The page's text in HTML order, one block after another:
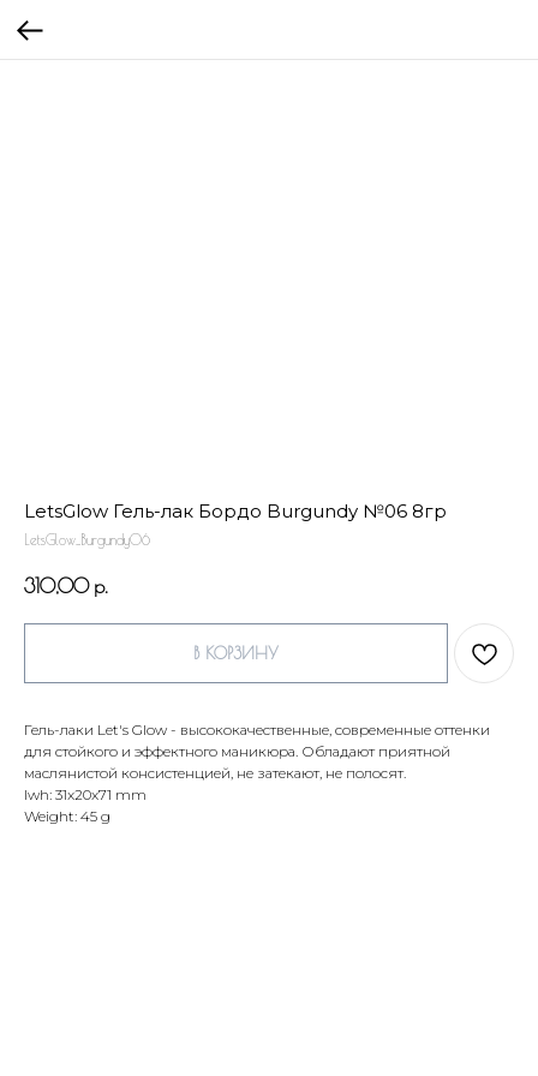
LetsGlow Гель-лак Бордо Burgundy №06 8гр
LetsGlow_Burgundy06
310,00 р.
В КОРЗИНУ
Гель-лаки Let's Glow - высококачественные, современные оттенки
для стойкого и эффектного маникюра. Обладают приятной
маслянистой консистенцией, не затекают, не полосят.
lwh: 31x20x71 mm
Weight: 45 g